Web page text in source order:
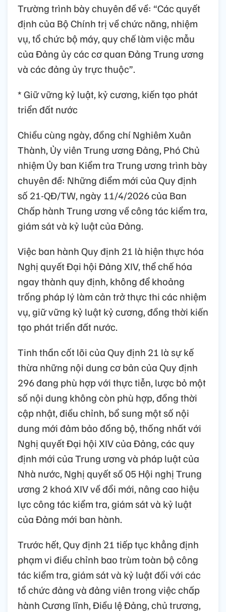
Trường trình bày chuyên đề về: “Các quyết
định của Bộ Chính trị về chức năng, nhiệm
vụ, tổ chức bộ máy, quy chế làm việc mẫu
của Đảng ủy các cơ quan Đảng Trung ương
và các đảng ủy trực thuộc”.
* Giữ vững kỷ luật, kỷ cương, kiến tạo phát
triển đất nước
Chiều cùng ngày, đồng chí Nghiêm Xuân
Thành, Ủy viên Trung ương Đảng, Phó Chủ
nhiệm Ủy ban Kiểm tra Trung ương trình bày
chuyên đề: Những điểm mới của Quy định
số 21-QĐ/TW, ngày 11/4/2026 của Ban
Chấp hành Trung ương về công tác kiểm tra,
giám sát và kỷ luật của Đảng.
Việc ban hành Quy định 21 là hiện thực hóa
Nghị quyết Đại hội Đảng XIV, thể chế hóa
ngay thành quy định, không để khoảng
trống pháp lý làm cản trở thực thi các nhiệm
vụ, giữ vững kỷ luật kỷ cương, đồng thời kiến
tạo phát triển đất nước.
Tinh thần cốt lõi của Quy định 21 là sự kế
thừa những nội dung cơ bản của Quy định
296 đang phù hợp với thực tiễn, lược bỏ một
số nội dung không còn phù hợp, đồng thời
cập nhật, điều chỉnh, bổ sung một số nội
dung mới đảm bảo đồng bộ, thống nhất với
Nghị quyết Đại hội XIV của Đảng, các quy
định mới của Trung ương và pháp luật của
Nhà nước, Nghị quyết số 05 Hội nghị Trung
ương 2 khoá XIV về đổi mới, nâng cao hiệu
lực công tác kiểm tra, giám sát và kỷ luật
của Đảng mới ban hành.
Trước hết, Quy định 21 tiếp tục khẳng định
phạm vi điều chỉnh bao trùm toàn bộ công
tác kiểm tra, giám sát và kỷ luật đối với các
tổ chức đảng và đảng viên trong việc chấp
hành Cương lĩnh, Điều lệ Đảng, chủ trương,